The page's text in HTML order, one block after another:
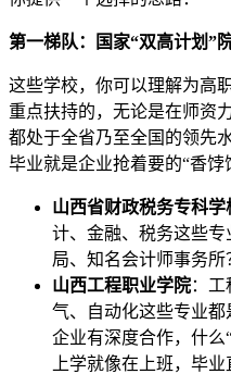
第一梯队：国家“双高计划”
这些学校，你可以理解为高
重点扶持的，无论是在师资
都处于全省乃至全国的领先
毕业就是企业抢着要的“香饽
山西省财政税务专科学
计、金融、税务这些
局、知名会计师事务所
山西工程职业学院：
气、自动化这些专业
企业有深度合作，什么
上学就像在上班，毕业